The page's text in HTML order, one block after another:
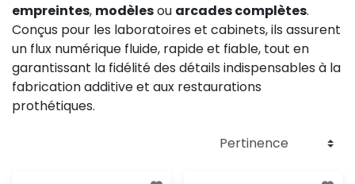
empreintes, modèlesou arcades complètes.
Conçus pour les laboratoires et cabinets, ils assurent
un flux numérique fluide, rapide et fiable, tout en
garantissant la fidélité des détails indispensables à la
fabrication additive et aux restaurations
prothétiques.